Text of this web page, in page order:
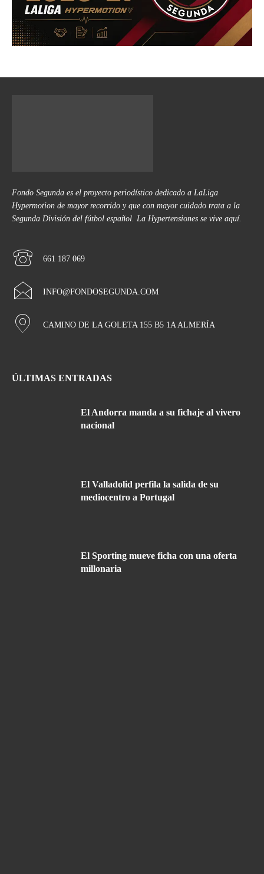
Fondo Segunda es el proyecto periodístico dedicado a LaLiga
Hypermotion de mayor recorrido y que con mayor cuidado trata a la
Segunda División del fútbol español. La Hypertensiones se vive aquí.
661 187 069
INFO@FONDOSEGUNDA.COM
CAMINO DE LA GOLETA 155 B5 1A ALMERÍA
ÚLTIMAS ENTRADAS
El Andorra manda a su fichaje al vivero
nacional
El Valladolid perfila la salida de su
mediocentro a Portugal
El Sporting mueve ficha con una oferta
millonaria